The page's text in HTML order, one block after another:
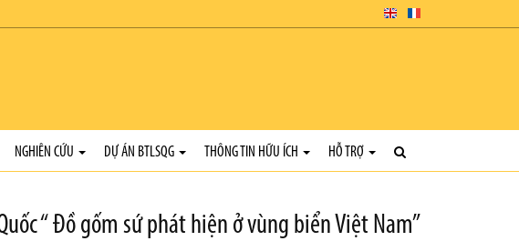
NGHIÊN CỨU DỰ ÁN BTLSQG THÔNG TIN HỮU ÍCH HỖ TRỢ
“ Đồ gốm sứ phát hiện ở vùng biển Việt Nam”